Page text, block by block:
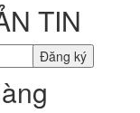
TIN